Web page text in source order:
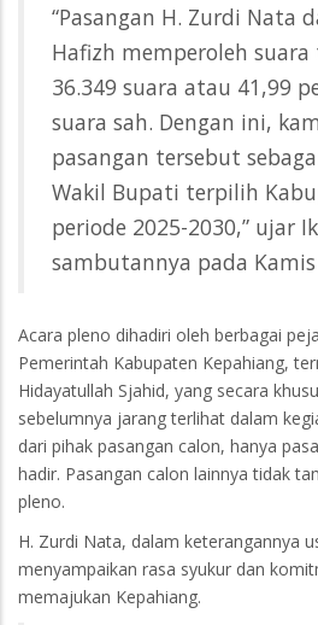
“Pasangan H. Zurdi Nata
Hafizh memperoleh
36.349 suara atau 41,99
suara sah. Dengan ini,
pasangan tersebut
Wakil Bupati terpilih
periode 2025-2030,” ujar
sambutannya pada Kamis
Acara pleno dihadiri oleh berbagai
Pemerintah Kabupaten Kepahiang,
Hidayatullah Sjahid, yang secara
sebelumnya jarang terlihat dalam
dari pihak pasangan calon, hanya
hadir. Pasangan calon lainnya tidak
pleno.
H. Zurdi Nata, dalam keterangannya
menyampaikan rasa syukur dan
memajukan Kepahiang.